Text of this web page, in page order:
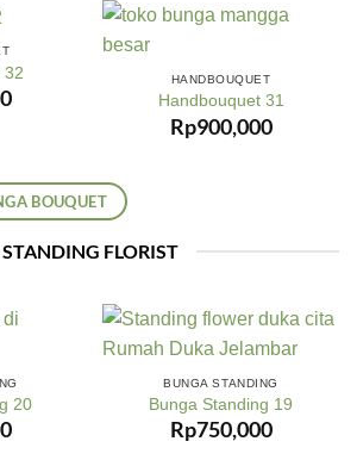
32 HANDBOUQUET
Handbouquet 31
Rp900,000
BOUQUET
STANDING FLORIST
20
BUNGA STANDING
Bunga Standing 19
Rp750,000